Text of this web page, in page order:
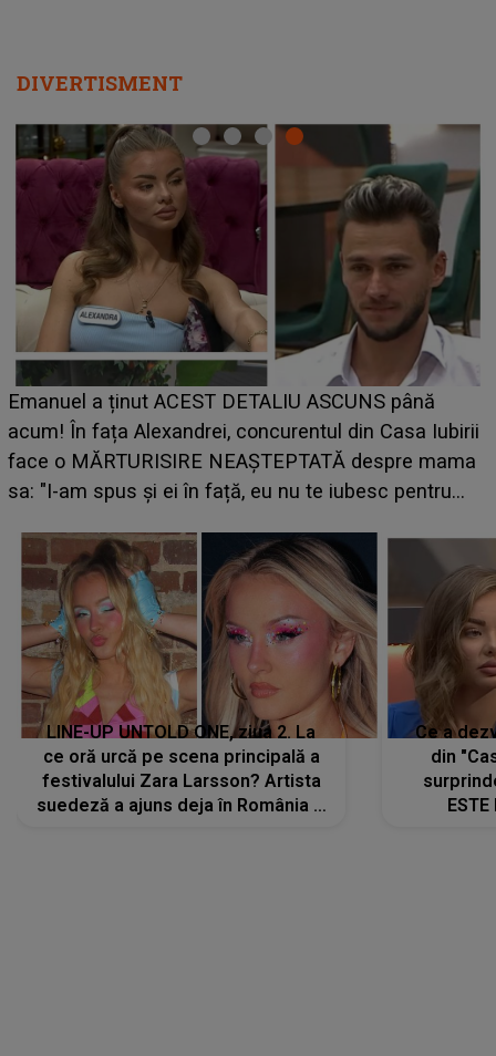
DIVERTISMENT
Emanuel a ținut ACEST DETALIU ASCUNS până
acum! În fața Alexandrei, concurentul din Casa Iubirii
face o MĂRTURISIRE NEAȘTEPTATĂ despre mama
sa: "I-am spus și ei în față, eu nu te iubesc pentru
LINE-UP UNTOLD ONE, ziua 2. La
ce oră urcă pe scena principală a
festivalului Zara Larsson? Artista
suedeză a ajuns deja în România și
Ce a
din